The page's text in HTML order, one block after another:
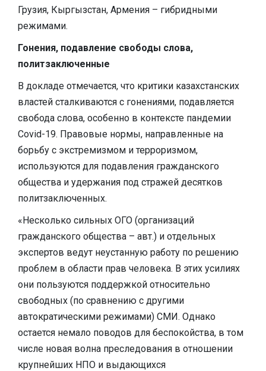
Грузия, Кыргызстан, Армения – гибридными
режимами.
Гонения, подавление свободы слова,
политзаключенные
В докладе отмечается, что критики казахстанских
властей сталкиваются с гонениями, подавляется
свобода слова, особенно в контексте пандемии
Covid-19. Правовые нормы, направленные на
борьбу с экстремизмом и терроризмом,
используются для подавления гражданского
общества и удержания под стражей десятков
политзаключенных.
«Несколько сильных ОГО (организаций
гражданского общества – авт.) и отдельных
экспертов ведут неустанную работу по решению
проблем в области прав человека. В этих усилиях
они пользуются поддержкой относительно
свободных (по сравнению с другими
автократическими режимами) СМИ. Однако
остается немало поводов для беспокойства, в том
числе новая волна преследования в отношении
крупнейших НПО и выдающихся